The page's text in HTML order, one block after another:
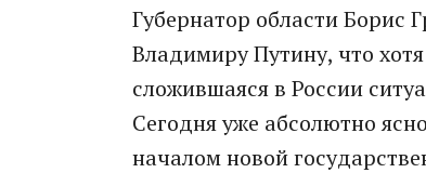
Губернатор области
Владимиру Путину, что
сложившаяся в России
Сегодня уже абсолютно
началом новой